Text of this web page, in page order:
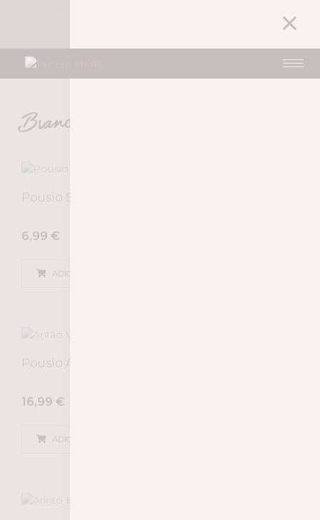
Brancos
Pousio Selection Branco 2025
6,99 €
ADICIONAR
Pousio Antão Vaz & Alvarinho 2024
16,99 €
ADICIONAR